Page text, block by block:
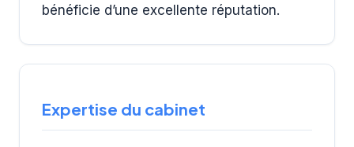
bénéficie d’une excellente réputation.
Expertise du cabinet